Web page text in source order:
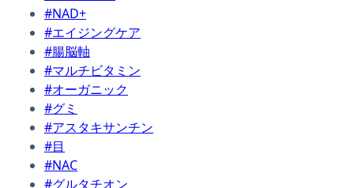
#NAD+
#エイジングケア
#腸脳軸
#マルチビタミン
#オーガニック
#グミ
#アスタキサンチン
#目
#NAC
#グルタチオン